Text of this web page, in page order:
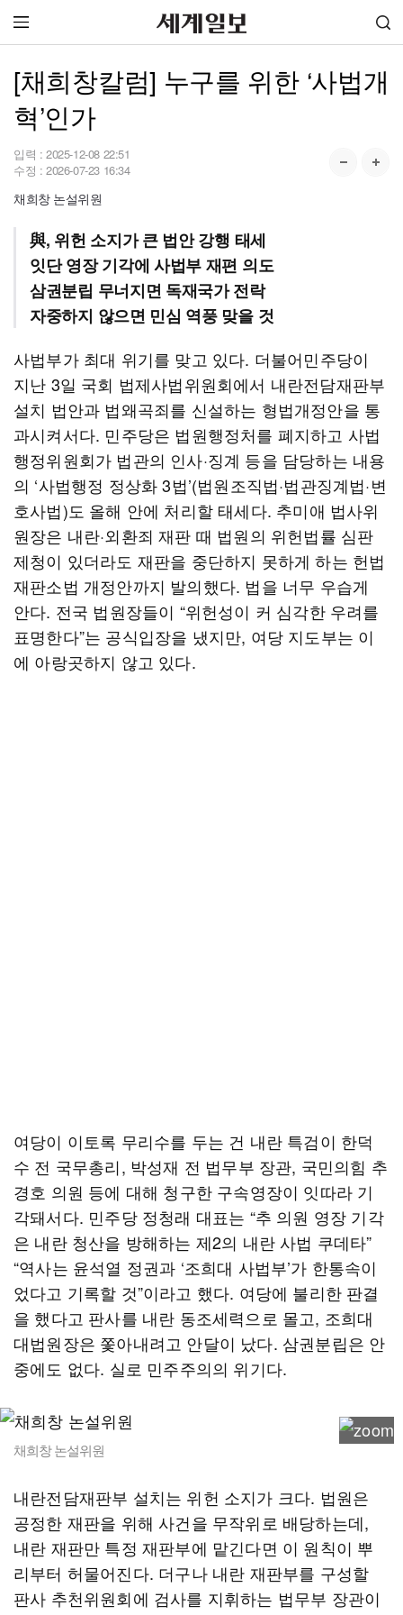
[채희창칼럼] 누구를 위한 ‘사법개
혁’인가
입력 : 2025-12-08 22:51
수정 : 2026-07-23 16:34
채희창 논설위원
與, 위헌 소지가 큰 법안 강행 태세
잇단 영장 기각에 사법부 재편 의도
삼권분립 무너지면 독재국가 전락
자중하지 않으면 민심 역풍 맞을 것
사법부가 최대 위기를 맞고 있다. 더불어민주당이
지난 3일 국회 법제사법위원회에서 내란전담재판부
설치 법안과 법왜곡죄를 신설하는 형법개정안을 통
과시켜서다. 민주당은 법원행정처를 폐지하고 사법
행정위원회가 법관의 인사·징계 등을 담당하는 내용
의 ‘사법행정 정상화 3법’(법원조직법·법관징계법·변
호사법)도 올해 안에 처리할 태세다. 추미애 법사위
원장은 내란·외환죄 재판 때 법원의 위헌법률 심판
제청이 있더라도 재판을 중단하지 못하게 하는 헌법
재판소법 개정안까지 발의했다. 법을 너무 우습게
안다. 전국 법원장들이 “위헌성이 커 심각한 우려를
표명한다”는 공식입장을 냈지만, 여당 지도부는 이
에 아랑곳하지 않고 있다.
여당이 이토록 무리수를 두는 건 내란 특검이 한덕
수 전 국무총리, 박성재 전 법무부 장관, 국민의힘 추
경호 의원 등에 대해 청구한 구속영장이 잇따라 기
각돼서다. 민주당 정청래 대표는 “추 의원 영장 기각
은 내란 청산을 방해하는 제2의 내란 사법 쿠데타”
“역사는 윤석열 정권과 ‘조희대 사법부’가 한통속이
었다고 기록할 것”이라고 했다. 여당에 불리한 판결
을 했다고 판사를 내란 동조세력으로 몰고, 조희대
대법원장은 쫓아내려고 안달이 났다. 삼권분립은 안
중에도 없다. 실로 민주주의의 위기다.
채희창 논설위원
내란전담재판부 설치는 위헌 소지가 크다. 법원은
공정한 재판을 위해 사건을 무작위로 배당하는데,
내란 재판만 특정 재판부에 맡긴다면 이 원칙이 뿌
리부터 허물어진다. 더구나 내란 재판부를 구성할
판사 추천위원회에 검사를 지휘하는 법무부 장관이